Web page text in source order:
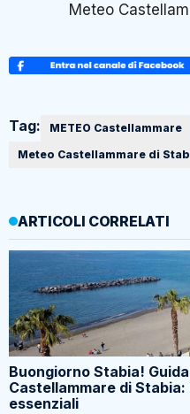
Meteo
Tag:
METEO Castellammare
Meteo Castellammare di
ARTICOLI CORRELATI
Buongiorno Stabia!
Castellammare di
essenziali